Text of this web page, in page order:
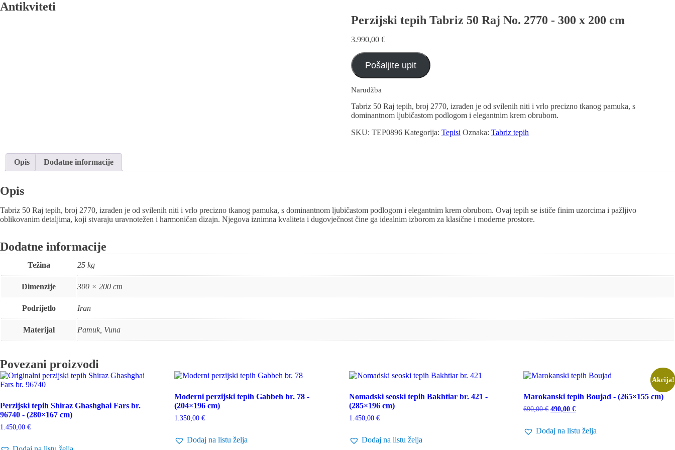
Antikviteti
Perzijski tepih Tabriz 50 Raj No. 2770 - 300 x 200 cm
3.990,00 €
Pošaljite upit
Narudžba
Tabriz 50 Raj tepih, broj 2770, izrađen je od svilenih niti i vrlo precizno tkanog pamuka, s
dominantnom ljubičastom podlogom i elegantnim krem obrubom.
SKU: TEP0896 Kategorija: Tepisi Oznaka: Tabriz tepih
Opis Dodatne informacije
Opis
Tabriz 50 Raj tepih, broj 2770, izrađen je od svilenih niti i vrlo precizno tkanog pamuka, s dominantnom ljubičastom podlogom i elegantnim krem obrubom. Ovaj tepih se ističe finim uzorcima i pažljivo
oblikovanim detaljima, koji stvaraju uravnotežen i harmoničan dizajn. Njegova iznimna kvaliteta i dugovječnost čine ga idealnim izborom za klasične i moderne prostore.
Dodatne informacije
Težina 25 kg
Dimenzije 300 × 200 cm
Podrijetlo Iran
Materijal Pamuk, Vuna
Povezani proizvodi
Perzijski tepih Shiraz Ghashghai Fars br.
96740 - (280×167 cm)
1.450,00 €
Moderni perzijski tepih Gabbeh br. 78 -
(204×196 cm)
1.350,00€
Dodaj na listu želja
Nomadski seoski tepih Bakhtiar br. 421 -
(285×196 cm)
1.450,00 €
Dodaj na listu želja
Akcija!
Marokanski tepih Boujad - (265×155 cm)
690,00€ Izvorna
je:
490,00€Trenutna
490,00 €.
Dodaj na listu želja